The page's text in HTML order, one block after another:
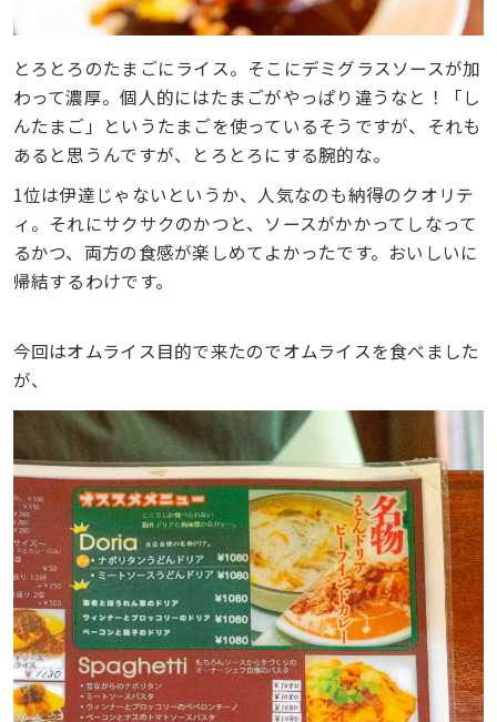
とろとろのたまごにライス。そこにデミグラスソースが加
わって濃厚。個人的にはたまごがやっぱり違うなと！「し
んたまご」というたまごを使っているそうですが、それも
あると思うんですが、とろとろにする腕的な。
1位は伊達じゃないというか、人気なのも納得のクオリテ
ィ。それにサクサクのかつと、ソースがかかってしなって
るかつ、両方の食感が楽しめてよかったです。おいしいに
帰結するわけです。
今回はオムライス目的で来たのでオムライスを食べました
が、